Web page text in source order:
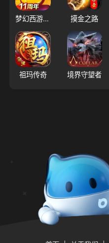
梦幻西游（大陆服） 摸金之路
祖玛传奇 境界守望者